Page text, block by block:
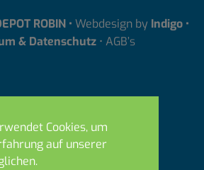
ROBIN • Webdesign by Indigo•
& Datenschutz • AGB’s
Cookies, um
auf unserer